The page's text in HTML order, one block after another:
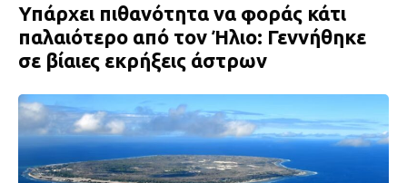
Υπάρχει πιθανότητα να φοράς κάτι
παλαιότερο από τον Ήλιο: Γεννήθηκε
σε βίαιες εκρήξεις άστρων